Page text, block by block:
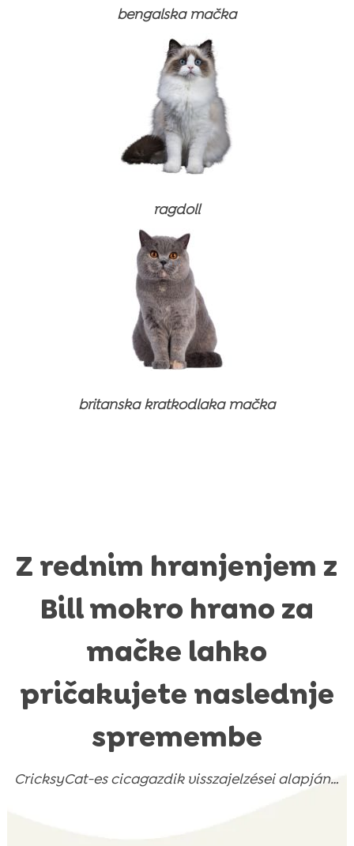
Prehranski dodatki in vitamini
Izdelki za nego
⚽ NOGOMETNI PAKET
Omake za suho hrano
Mokra hrana (konzerve)
Izdelki za nego zob
Prehranski dodatki in vitamini
Izdelki za nego
⚽ NOGOMETNI PAKET
Suha hrana
Omake za suho hrano
Mokra hrana (konzerve)
Izdelki za nego zob
Prehranski dodatki in vitamini
Suha hrana
Omake za suho hrano
Mokra hrana (konzerve)
Izdelki za nego zob
Prehranski dodatki in vitamini
Suha hrana
Mokra hrana
Mačji peski
bengalska mačka
ragdoll
britanska kratkodlaka mačka
Z rednim hranjenjem z
Bill mokro hrano za
mačke lahko
pričakujete naslednje
spremembe
CricksyCat-es cicagazdik visszajelzései alapján…